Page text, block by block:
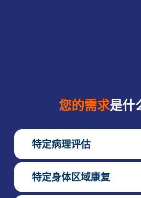
您的需求是什
特定病理评估
特定身体区域康复